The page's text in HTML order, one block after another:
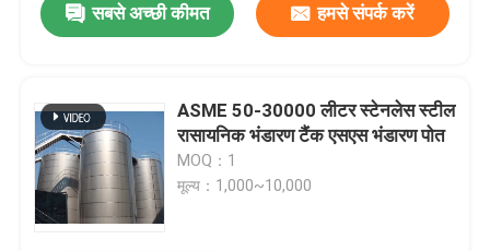
उत्पाद
वीडियो
सबसे अच्छी कीमत हमसे संपर्क करें
ASME 50-30000 लीटर स्टेनलेस स्टील
रासायनिक भंडारण टैंक एसएस भंडारण पोत
MOQ：1
मूल्य：1,000~10,000